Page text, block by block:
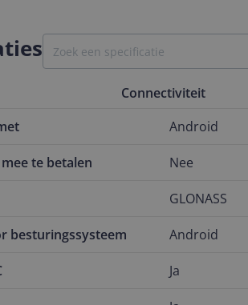
Connectiviteit
Android
te betalen Nee
GLONASS
besturingssysteem Android
Ja